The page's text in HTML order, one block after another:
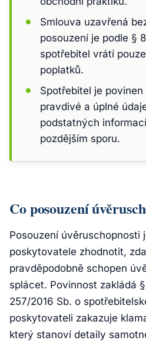
Smlouva uzavřená
posouzení je podle §
spotřebitel vrátí
poplatků.
Spotřebitel je
pravdivé a úplné
podstatných
pozdějším sporu.
Co posouzení
Posouzení úvěruschopnosti
poskytovatele zhodnotit,
pravděpodobně schopen
splácet. Povinnost zakládá
257/2016 Sb. o
poskytovateli zakazuje
který stanoví detaily